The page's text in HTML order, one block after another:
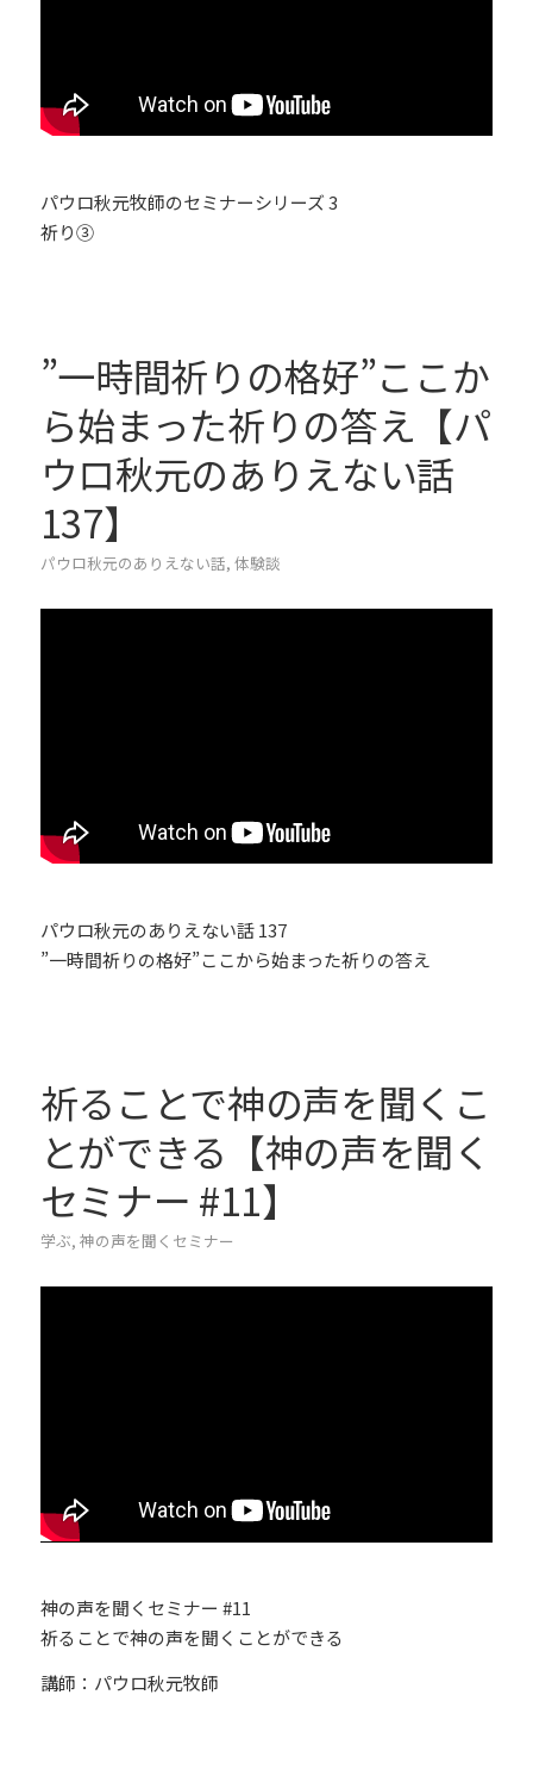
パウロ秋元牧師のセミナーシリーズ 3
祈り③
”一時間祈りの格好”ここか
ら始まった祈りの答え【パ
ウロ秋元のありえない話
137】
パウロ秋元のありえない話, 体験談
パウロ秋元のありえない話 137
”一時間祈りの格好”ここから始まった祈りの答え
祈ることで神の声を聞くこ
とができる【神の声を聞く
セミナー #11】
学ぶ, 神の声を聞くセミナー
神の声を聞くセミナー #11
祈ることで神の声を聞くことができる
講師：パウロ秋元牧師